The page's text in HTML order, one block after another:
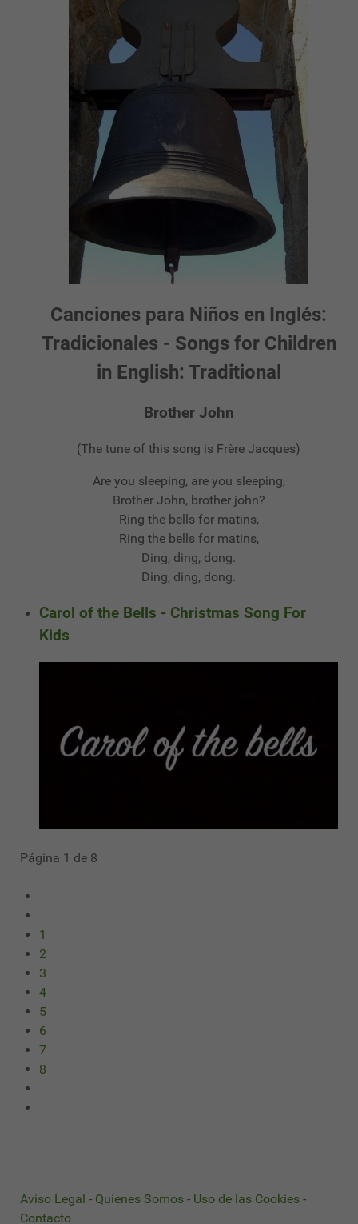
Canciones para Niños en Inglés:
Tradicionales - Songs for Children
in English: Traditional
Brother John
(The tune of this song is Frère Jacques)
Are you sleeping, are you sleeping,
Brother John, brother john?
Ring the bells for matins,
Ring the bells for matins,
Ding, ding, dong.
Ding, ding, dong.
Carol of the Bells - Christmas Song For
Kids
Página 1 de 8
1
2
3
4
5
6
7
8
Aviso Legal - Quienes Somos - Uso de las Cookies -
Contacto